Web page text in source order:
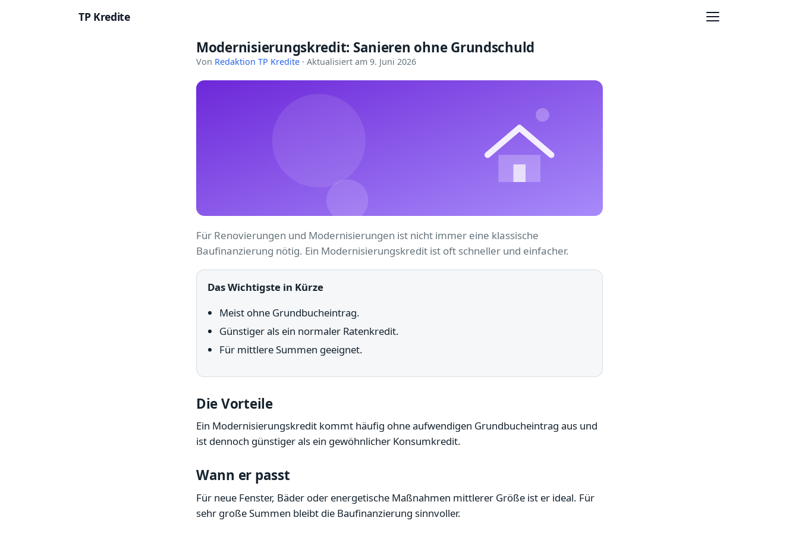
TP Kredite
Modernisierungskredit: Sanieren ohne Grundschuld
Von Redaktion TP Kredite · Aktualisiert am 9. Juni 2026
Für Renovierungen und Modernisierungen ist nicht immer eine klassische
Baufinanzierung nötig. Ein Modernisierungskredit ist oft schneller und einfacher.
Das Wichtigste in Kürze
Meist ohne Grundbucheintrag.
Günstiger als ein normaler Ratenkredit.
Für mittlere Summen geeignet.
Die Vorteile
Ein Modernisierungskredit kommt häufig ohne aufwendigen Grundbucheintrag aus und
ist dennoch günstiger als ein gewöhnlicher Konsumkredit.
Wann er passt
Für neue Fenster, Bäder oder energetische Maßnahmen mittlerer Größe ist er ideal. Für
sehr große Summen bleibt die Baufinanzierung sinnvoller.